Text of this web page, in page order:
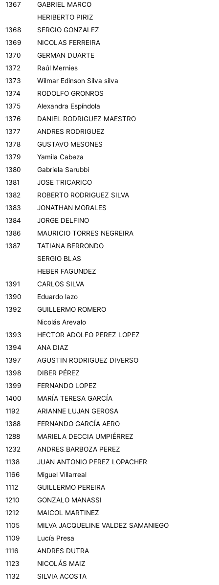
1367
GABRIEL MARCO
HERIBERTO PIRIZ
1368
SERGIO GONZALEZ
1369
NICOLAS FERREIRA
1370
GERMAN DUARTE
1372
Raúl Mernies
1373
Wilmar Edinson Silva silva
1374
RODOLFO GRONROS
1375
Alexandra Espíndola
1376
DANIEL RODRIGUEZ MAESTRO
1377
ANDRES RODRIGUEZ
1378
GUSTAVO MESONES
1379
Yamila Cabeza
1380
Gabriela Sarubbi
1381
JOSE TRICARICO
1382
ROBERTO RODRIGUEZ SILVA
1383
JONATHAN MORALES
1384
JORGE DELFINO
1386
MAURICIO TORRES NEGREIRA
1387
TATIANA BERRONDO
SERGIO BLAS
HEBER FAGUNDEZ
1391
CARLOS SILVA
1390
Eduardo lazo
1392
GUILLERMO ROMERO
Nicolás Arevalo
1393
HECTOR ADOLFO PEREZ LOPEZ
1394
ANA DIAZ
1397
AGUSTIN RODRIGUEZ DIVERSO
1398
DIBER PÉREZ
1399
FERNANDO LOPEZ
1400
MARÍA TERESA GARCÍA
1192
ARIANNE LUJAN GEROSA
1388
FERNANDO GARCÍA AERO
1288
MARIELA DECCIA UMPIÉRREZ
1232
ANDRES BARBOZA PEREZ
1138
JUAN ANTONIO PEREZ LOPACHER
1166
Miguel Villarreal
1112
GUILLERMO PEREIRA
1210
GONZALO MANASSI
1212
MAICOL MARTINEZ
1105
MILVA JACQUELINE VALDEZ SAMANIEGO
1109
Lucía Presa
1116
ANDRES DUTRA
1123
NICOLÁS MAIZ
1132
SILVIA ACOSTA